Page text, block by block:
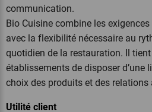
communication.
Bio Cuisine combine les
avec la flexibilité nécessaire au
quotidien de la restauration. Il
établissements de disposer d’une
choix des produits et des relations
Utilité client